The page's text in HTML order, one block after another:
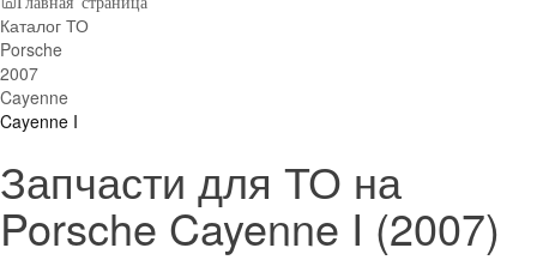
Каталог ТО
Porsche
2007
Cayenne
Cayenne I
Запчасти для ТО на
Porsche Cayenne I (2007)